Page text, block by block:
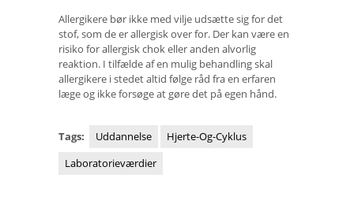
Allergikere bør ikke med vilje udsætte sig for det
stof, som de er allergisk over for. Der kan være en
risiko for allergisk chok eller anden alvorlig
reaktion. I tilfælde af en mulig behandling skal
allergikere i stedet altid følge råd fra en erfaren
læge og ikke forsøge at gøre det på egen hånd.
Tags: Uddannelse
Hjerte-Og-Cyklus
Laboratorieværdier